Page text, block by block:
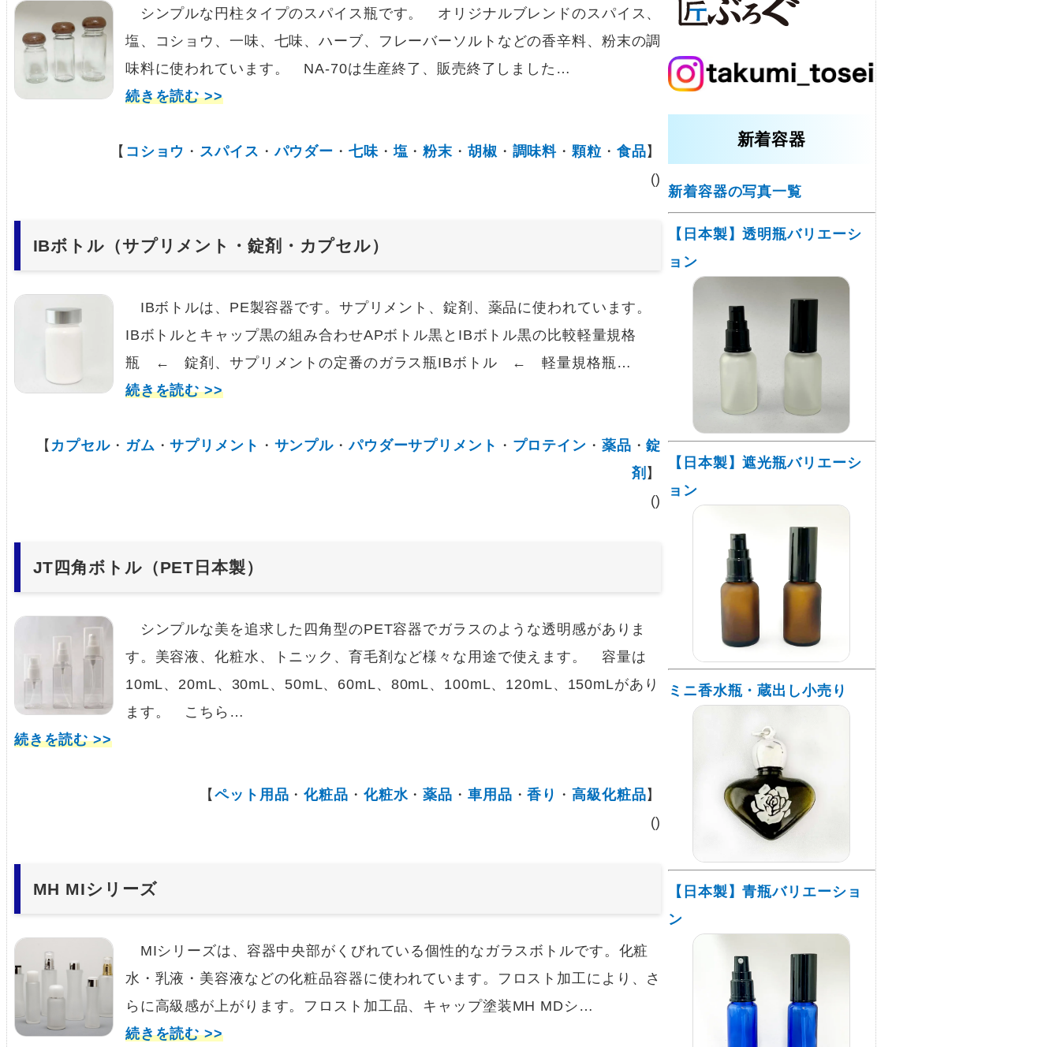
シンプルな円柱タイプのスパイス瓶です。 オリジナルブレンドのスパイス、
塩、コショウ、一味、七味、ハーブ、フレーバーソルトなどの香辛料、粉末の調
味料に使われています。 NA-70は生産終了、販売終了しました…
続きを読む >>
【 コショウ ・ スパイス ・パウダー ・ 七味・塩 ・粉末 ・ 胡椒 ・ 調味料 ・ 顆粒 ・ 食品】
()
IBボトル（サプリメント・錠剤・カプセル）
IBボトルは、PE製容器です。サプリメント、錠剤、薬品に使われています。
IBボトルとキャップ黒の組み合わせAPボトル黒とIBボトル黒の比較軽量規格
瓶 ← 錠剤、サプリメントの定番のガラス瓶IBボトル ← 軽量規格瓶…
続きを読む >>
【 カプセル・ ガム ・サプリメント ・ サンプル ・パウダーサプリメント ・ プロテイン ・ 薬品 ・錠
剤 】
()
JT四角ボトル（PET日本製）
シンプルな美を追求した四角型のPET容器でガラスのような透明感がありま
す。美容液、化粧水、トニック、育毛剤など様々な用途で使えます。 容量は
10mL、20mL、30mL、50mL、60mL、80mL、100mL、120mL、150mLがあり
ます。 こちら…
続きを読む >>
【 ペット用品 ・化粧品 ・ 化粧水 ・薬品 ・ 車用品 ・香り ・ 高級化粧品】
()
MH MIシリーズ
MIシリーズは、容器中央部がくびれている個性的なガラスボトルです。化粧
水・乳液・美容液などの化粧品容器に使われています。フロスト加工により、さ
らに高級感が上がります。フロスト加工品、キャップ塗装MH MDシ…
続きを読む >>
新着容器
新着容器の写真一覧
【日本製】透明瓶バリエーシ
ョン
【日本製】遮光瓶バリエーシ
ョン
ミニ香水瓶・蔵出し小売り
【日本製】青瓶バリエーショ
ン